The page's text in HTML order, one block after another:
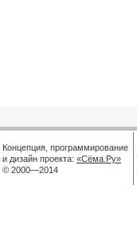
Концепция, программирование
и дизайн проекта: «Сёма.Ру»
© 2000—2014